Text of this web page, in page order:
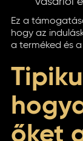
Ez a
hogy az
a terméked és
őket